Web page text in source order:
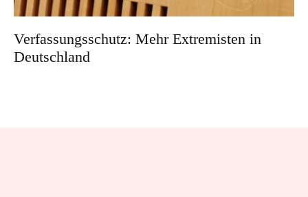
Verfassungsschutz: Mehr Extremisten in
Deutschland